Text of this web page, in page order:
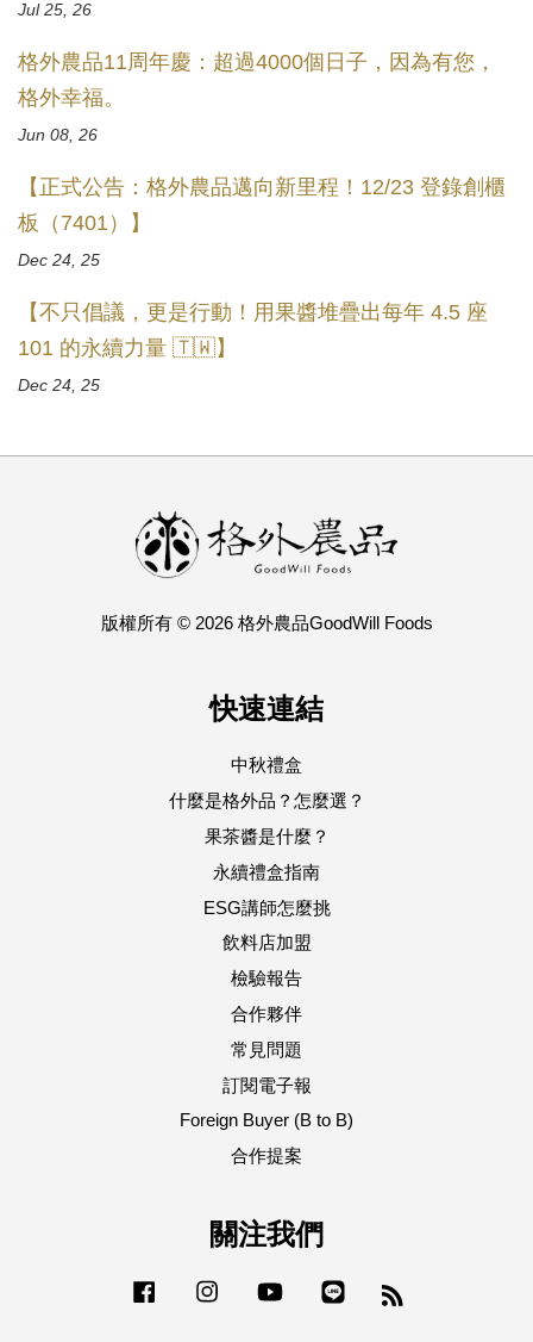
Jul 25, 26
格外農品11周年慶：超過4000個日子，因為有您，
格外幸福。
Jun 08, 26
【正式公告：格外農品邁向新里程！12/23 登錄創櫃
板（7401）】
Dec 24, 25
【不只倡議，更是行動！用果醬堆疊出每年 4.5 座
101 的永續力量 🇹🇼】
Dec 24, 25
版權所有 © 2026 格外農品GoodWill Foods
快速連結
中秋禮盒
什麼是格外品？怎麼選？
果茶醬是什麼？
永續禮盒指南
ESG講師怎麼挑
飲料店加盟
檢驗報告
合作夥伴
常見問題
訂閱電子報
Foreign Buyer (B to B)
合作提案
關注我們
Facebook Instagram YouTube